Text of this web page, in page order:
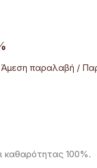
Άμεση παραλαβή /
καθαρότητας 100%.